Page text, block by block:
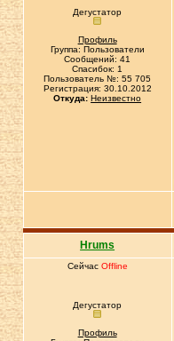
Дегустатор
Профиль
Группа: Пользователи
Сообщений: 41
Спасибок: 1
Пользователь №: 55 705
Регистрация: 30.10.2012
Откуда: Неизвестно
Hrums
Сейчас Offline
Дегустатор
Профиль